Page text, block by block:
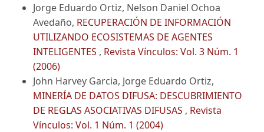
Jorge Eduardo Ortiz, Nelson Daniel Ochoa
Avedaño, RECUPERACIÓN DE INFORMACIÓN
UTILIZANDO ECOSISTEMAS DE AGENTES
INTELIGENTES , Revista Vínculos: Vol. 3 Núm. 1
(2006)
John Harvey Garcia, Jorge Eduardo Ortiz,
MINERÍA DE DATOS DIFUSA: DESCUBRIMIENTO
DE REGLAS ASOCIATIVAS DIFUSAS , Revista
Vínculos: Vol. 1 Núm. 1 (2004)